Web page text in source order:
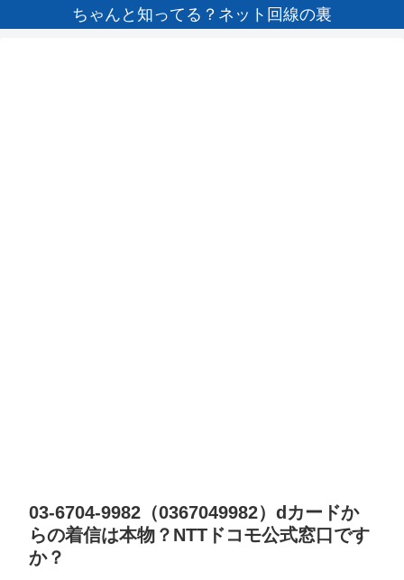
ちゃんと知ってる？ネット回線の裏
03-6704-9982（0367049982）dカードか
らの着信は本物？NTTドコモ公式窓口です
か？